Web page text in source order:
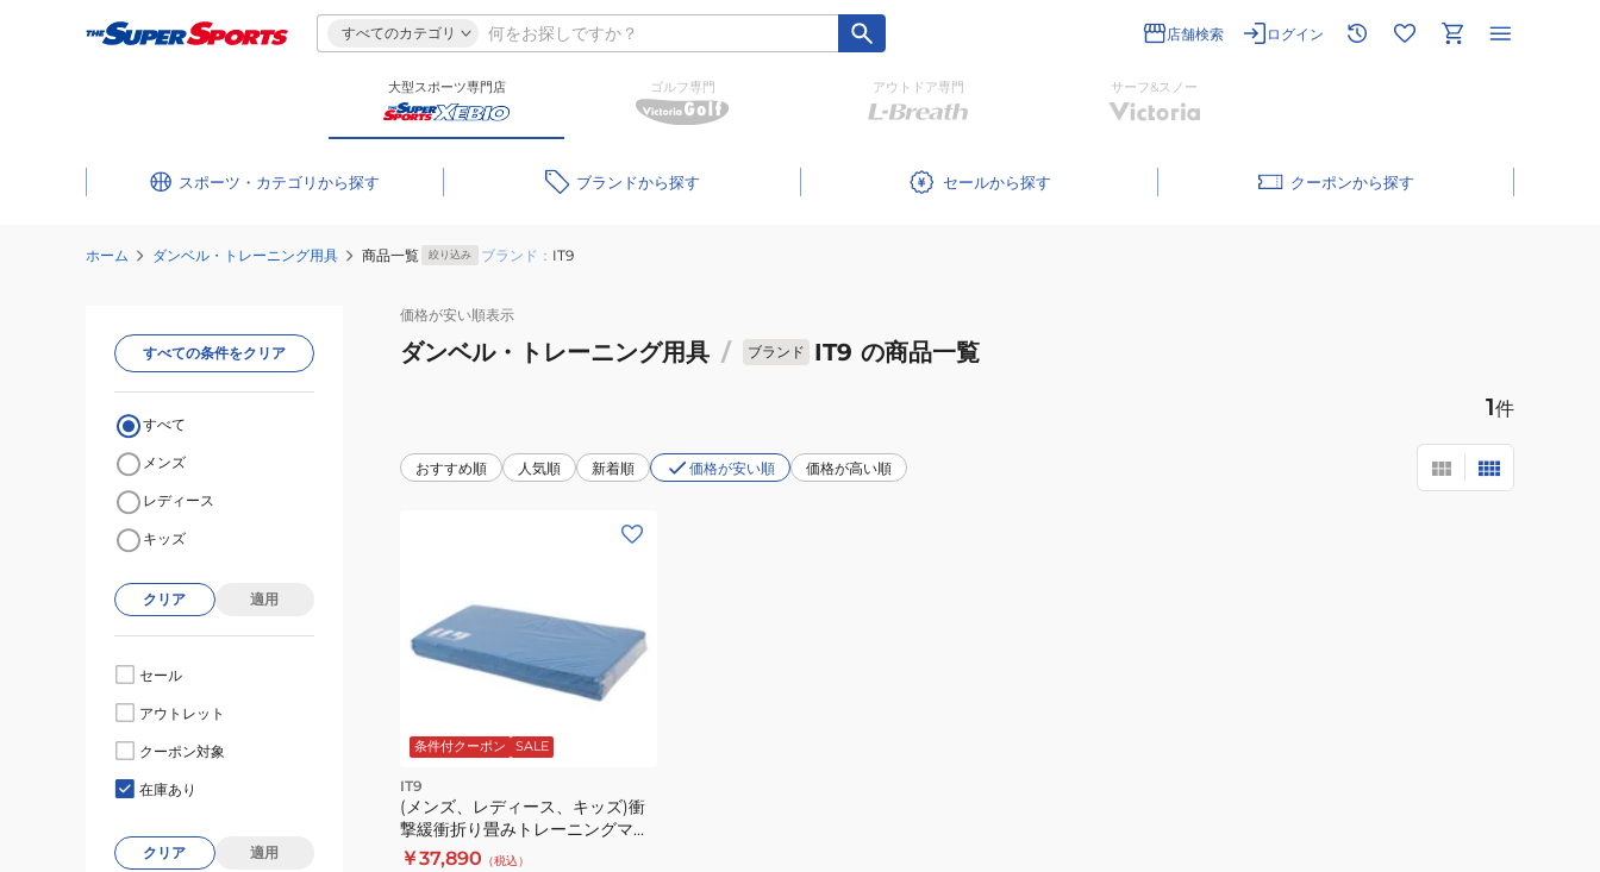
すべてのカテゴリ 店舗検索 ログイン
大型スポーツ専門店 ゴルフ専門 アウトドア専門 サーフ&スノー
スポーツ・カテゴリ ブランド セール クーポン
ホーム ダンベル・トレーニング用具 商品一覧 絞り込み ブランド： IT9
価格が安い順表示
ダンベル・トレーニング用具 / ブランド IT9 の商品一覧
1件
おすすめ順 人気順 新着順 価格が安い順 価格が高い順
条件付クーポン SALE
IT9
(メンズ、レディース、キッズ)衝
撃緩衝折り畳みトレーニングマッ
ト IT9
￥37,890 （税込）
すべての条件をクリア
すべて
メンズ
レディース
キッズ
クリア 適用
セール
アウトレット
クーポン対象
在庫あり
クリア 適用